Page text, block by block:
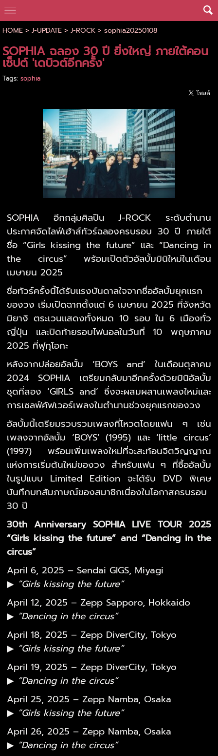
HOME> J-UPDATE> J-ROCK> sophia20250108
SOPHIA ฉลอง 30 ปี ยิ่งใหญ่ ภายใต้คอน
เซ็ปต์ 'เดบิวต์อีกครั้ง'
Tags: sophia
SOPHIA อีกกลุ่มศิลปิน J-ROCK ระดับตำนาน
ประกาศจัดไลฟ์เฮ้าส์ทัวร์ฉลองครบรอบ 30 ปี ภายใต้
ชื่อ “Girls kissing the future” และ “Dancing in
the circus” พร้อมเปิดตัวอัลบั้มมินิใหม่ในเดือน
เมษายน 2025
ชื่อทัวร์ครั้งนี้ได้รับแรงบันดาลใจจากชื่ออัลบั้มยุคแรก
ของวง เริ่มเปิดฉากตั้งแต่ 6 เมษายน 2025 ที่จังหวัด
มิยางิ ตระเวนแสดงทั้งหมด 10 รอบ ใน 6 เมืองทั่ว
ญี่ปุ่น และปิดท้ายรอบไฟนอลในวันที่ 10 พฤษภาคม
2025 ที่ฟุกุโอกะ
หลังจากปล่อยอัลบั้ม ‘BOYS and’ ในเดือนตุลาคม
2024 SOPHIA เตรียมกลับมาอีกครั้งด้วยมินิอัลบั้ม
ชุดที่สอง ‘GIRLS and’ ซึ่งจะผสมผสานเพลงใหม่และ
การเซลฟ์คัฟเวอร์เพลงในตำนานช่วงยุคแรกของวง
อัลบั้มนี้เตรียมรวบรวมเพลงที่โหวตโดยแฟน ๆ เช่น
เพลงจากอัลบั้ม ‘BOYS’ (1995) และ ‘little circus’
(1997) พร้อมเพิ่มเพลงใหม่ที่จะสะท้อนจิตวิญญาณ
แห่งการเริ่มต้นใหม่ของวง สำหรับแฟน ๆ ที่ซื้ออัลบั้ม
ในรูปแบบ Limited Edition จะได้รับ DVD พิเศษ
บันทึกบทสัมภาษณ์ของสมาชิกเนื่องในโอกาสครบรอบ
30 ปี
30th Anniversary SOPHIA LIVE TOUR 2025
“Girls kissing the future” and “Dancing in the
circus”
April 6, 2025 – Sendai GIGS, Miyagi
▶ “Girls kissing the future”
April 12, 2025 – Zepp Sapporo, Hokkaido
▶ “Dancing in the circus”
April 18, 2025 – Zepp DiverCity, Tokyo
▶ “Girls kissing the future”
April 19, 2025 – Zepp DiverCity, Tokyo
▶ “Dancing in the circus”
April 25, 2025 – Zepp Namba, Osaka
▶ “Girls kissing the future”
April 26, 2025 – Zepp Namba, Osaka
▶ “Dancing in the circus”